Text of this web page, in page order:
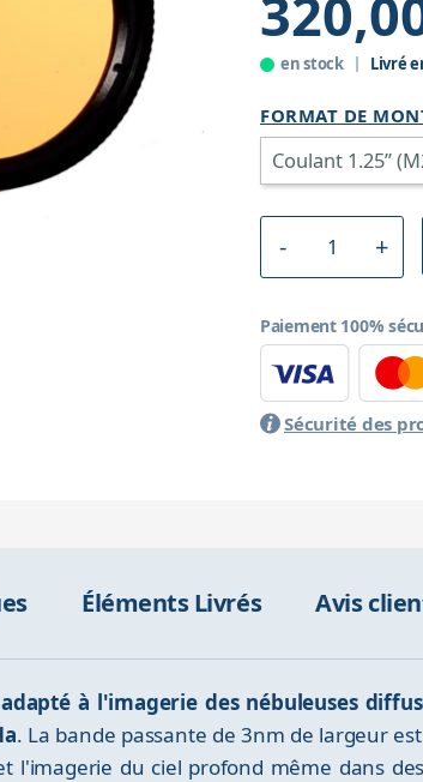
en stock Livré
FORMAT DE
Paiement 100%
Sécurité des
Éléments Livrés Avis
à l'imagerie des nébuleuses
. La bande passante de 3nm de largeur
l'imagerie du ciel profond même dans